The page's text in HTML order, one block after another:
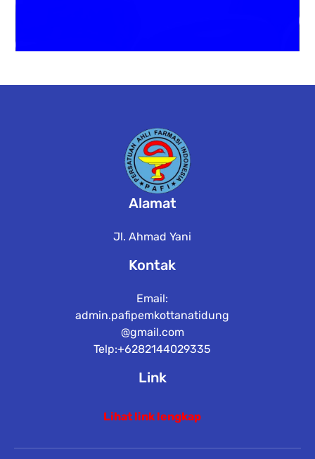
Alamat
Jl. Ahmad Yani
Kontak
Email:
admin.pafipemkottanatidung
@gmail.com
Telp:+6282144029335
Link
Lihat link lengkap